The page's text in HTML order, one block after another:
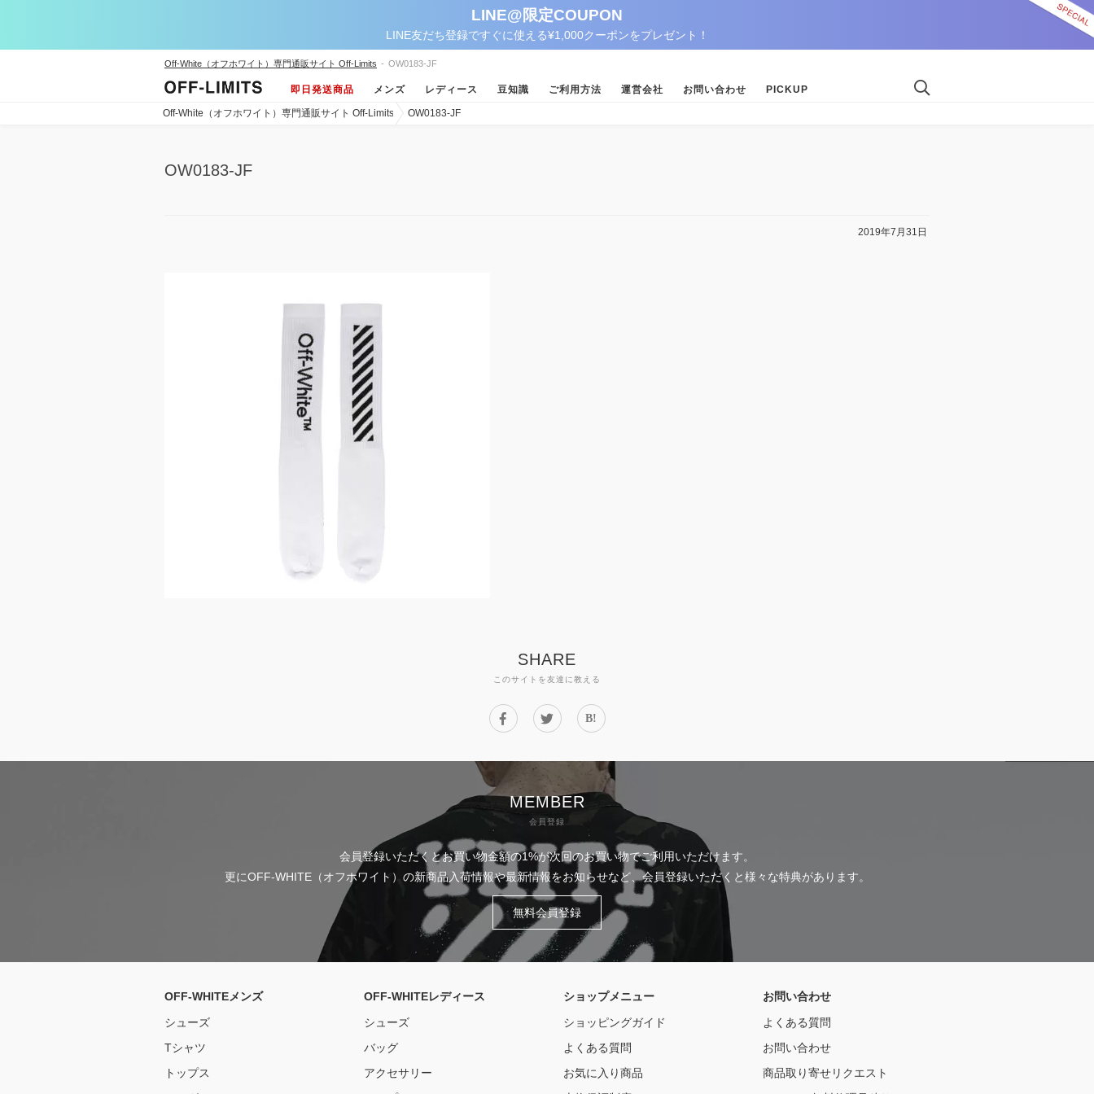
LINE@限定COUPON
LINE友だち登録ですぐに使える¥1,000クーポンをプレゼント！
Off-White（オフホワイト）専門通販サイト Off-Limits - OW0183-JF
即日発送商品 メンズ レディース 豆知識 ご利用方法 運営会社 お問い合わせ PICKUP
Off-White（オフホワイト）専門通販サイト Off-Limits OW0183-JF
OW0183-JF
2019年7月31日
SHARE
このサイトを友達に教える
B!
MEMBER
会員登録
会員登録いただくとお買い物金額の1%が次回のお買い物でご利用いただけます。
更にOFF-WHITE（オフホワイト）の新商品入荷情報や最新情報をお知らせなど、会員登録いただくと様々な特典があります。
無料会員登録
OFF-WHITEメンズ
シューズ
Tシャツ
トップス
OFF-WHITEレディース
シューズ
バッグ
アクセサリー
ショップメニュー
ショッピングガイド
よくある質問
お気に入り商品
お問い合わせ
よくある質問
お問い合わせ
商品取り寄せリクエスト